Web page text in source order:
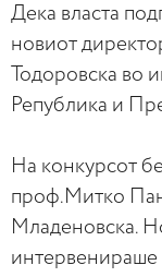
Дека власта
новиот
Тодоровска во
Република и
На конкурсот
проф.Митко
Младеновска.
интервенираше